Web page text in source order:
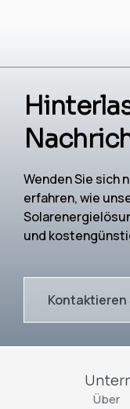
Wenden Sie sich
erfahren, wie
und
Kontaktieren
Über